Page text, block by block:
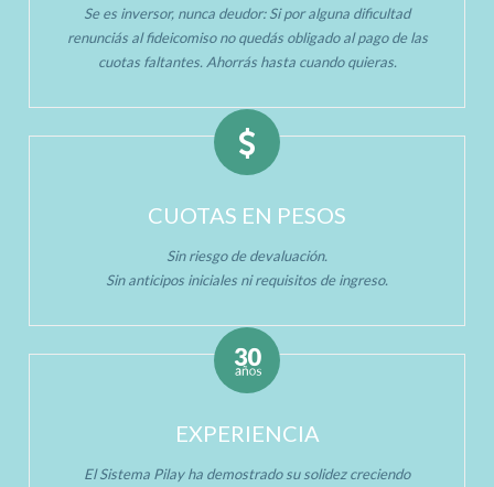
Se es inversor, nunca deudor: Si por alguna dificultad
renunciás al fideicomiso no quedás obligado al pago de las
cuotas faltantes. Ahorrás hasta cuando quieras.
CUOTAS EN PESOS
Sin riesgo de devaluación.
Sin anticipos iniciales ni requisitos de ingreso.
EXPERIENCIA
El Sistema Pilay ha demostrado su solidez creciendo